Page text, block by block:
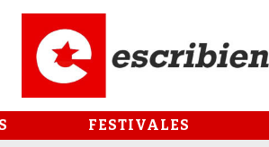
FESTIVALES